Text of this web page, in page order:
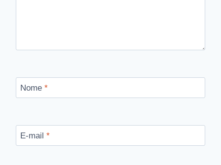
Nome *
E-mail *